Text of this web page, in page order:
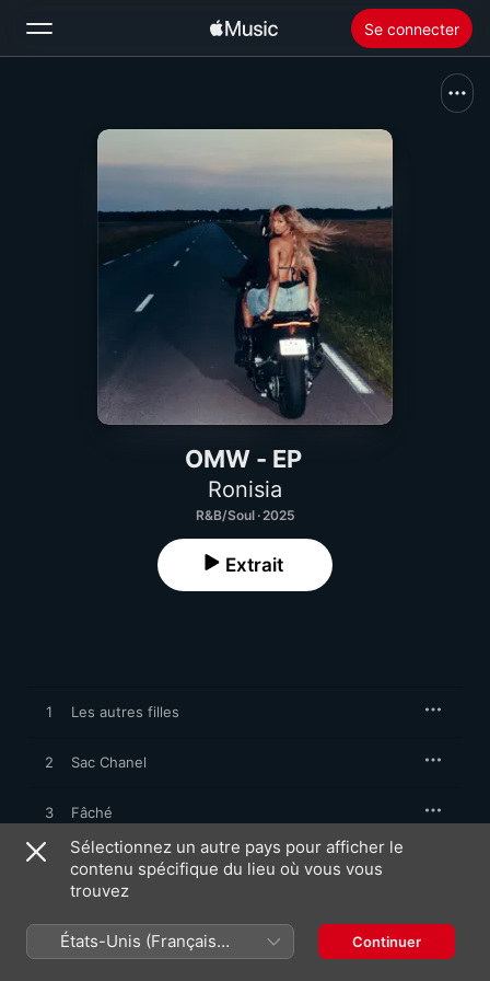
Se connecter
Nouveautés
Installer Apple Music
OMW - EP
Ronisia
R&B/Soul · 2025
Extrait
1 Les autres filles
2 Sac Chanel
3 Fâché
4 Solide
Sélectionnez un autre pays pour afficher le
contenu spécifique du lieu où vous vous
trouvez
États-Unis (Français
France)
Continuer